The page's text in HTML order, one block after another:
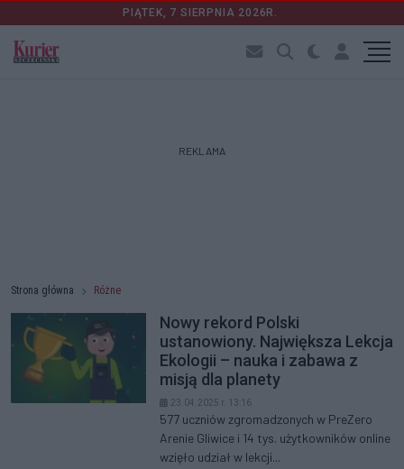
PIĄTEK, 7 SIERPNIA 2026R.
REKLAMA
Strona główna Różne
Nowy rekord Polski
ustanowiony. Największa Lekcja
Ekologii – nauka i zabawa z
misją dla planety
23.04.2025 r. 13:16
577 uczniów zgromadzonych w PreZero
Arenie Gliwice i 14 tys. użytkowników online
wzięło udział w lekcji...